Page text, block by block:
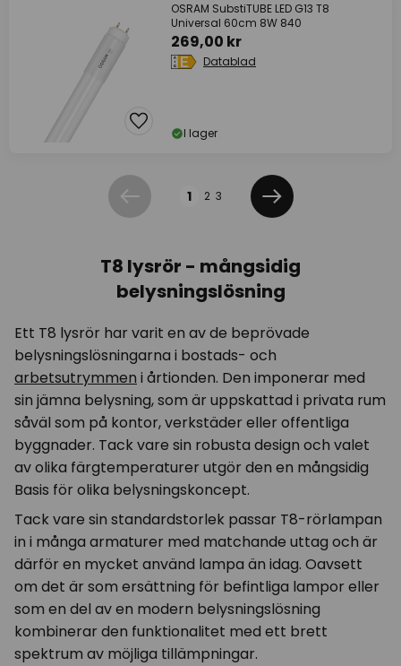
OSRAM SubstiTUBE LED G13 T8
Universal 60cm 8W 840
269,00 kr
Datablad
I lager
Föregående
1 2 3
Nästa
T8 lysrör - mångsidig
belysningslösning
Ett T8 lysrör har varit en av de beprövade
belysningslösningarna i bostads- och
arbetsutrymmen i årtionden. Den imponerar med
sin jämna belysning, som är uppskattad i privata rum
såväl som på kontor, verkstäder eller offentliga
byggnader. Tack vare sin robusta design och valet
av olika färgtemperaturer utgör den en mångsidig
Basis för olika belysningskoncept.
Tack vare sin standardstorlek passar T8-rörlampan
in i många armaturer med matchande uttag och är
därför en mycket använd lampa än idag. Oavsett
om det är som ersättning för befintliga lampor eller
som en del av en modern belysningslösning
kombinerar den funktionalitet med ett brett
spektrum av möjliga tillämpningar.